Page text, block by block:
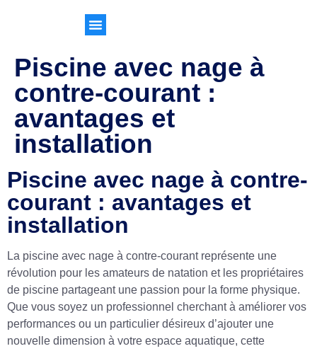
Piscine avec nage à
contre-courant :
avantages et
installation
Piscine avec nage à contre-
courant : avantages et
installation
La piscine avec nage à contre-courant représente une
révolution pour les amateurs de natation et les propriétaires
de piscine partageant une passion pour la forme physique.
Que vous soyez un professionnel cherchant à améliorer vos
performances ou un particulier désireux d’ajouter une
nouvelle dimension à votre espace aquatique, cette